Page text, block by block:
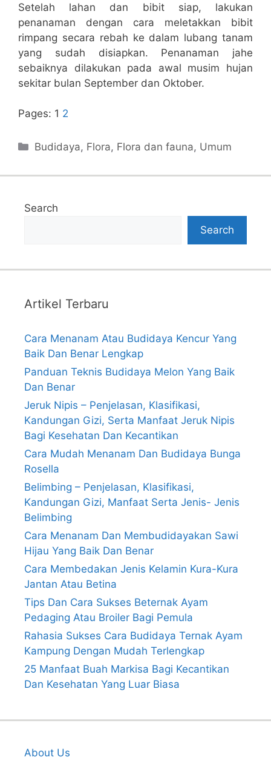
Setelah lahan dan bibit siap, lakukan
penanaman dengan cara meletakkan bibit
rimpang secara rebah ke dalam lubang tanam
yang sudah disiapkan. Penanaman jahe
sebaiknya dilakukan pada awal musim hujan
sekitar bulan September dan Oktober.
Pages: 1 2
Categories
Budidaya, Flora, Flora dan fauna, Umum
Search
Search
Artikel Terbaru
Cara Menanam Atau Budidaya Kencur Yang
Baik Dan Benar Lengkap
Panduan Teknis Budidaya Melon Yang Baik
Dan Benar
Jeruk Nipis – Penjelasan, Klasifikasi,
Kandungan Gizi, Serta Manfaat Jeruk Nipis
Bagi Kesehatan Dan Kecantikan
Cara Mudah Menanam Dan Budidaya Bunga
Rosella
Belimbing – Penjelasan, Klasifikasi,
Kandungan Gizi, Manfaat Serta Jenis- Jenis
Belimbing
Cara Menanam Dan Membudidayakan Sawi
Hijau Yang Baik Dan Benar
Cara Membedakan Jenis Kelamin Kura-Kura
Jantan Atau Betina
Tips Dan Cara Sukses Beternak Ayam
Pedaging Atau Broiler Bagi Pemula
Rahasia Sukses Cara Budidaya Ternak Ayam
Kampung Dengan Mudah Terlengkap
25 Manfaat Buah Markisa Bagi Kecantikan
Dan Kesehatan Yang Luar Biasa
About Us